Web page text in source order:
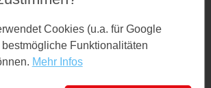
öffnen
Cookies (u.a. für Google
Funktionalitäten
Mehr Infos